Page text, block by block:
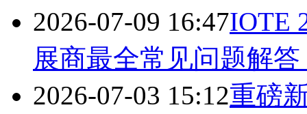
2026-07-09 16:47IOTE
展商最全常见问题解答
2026-07-03 15:12重磅